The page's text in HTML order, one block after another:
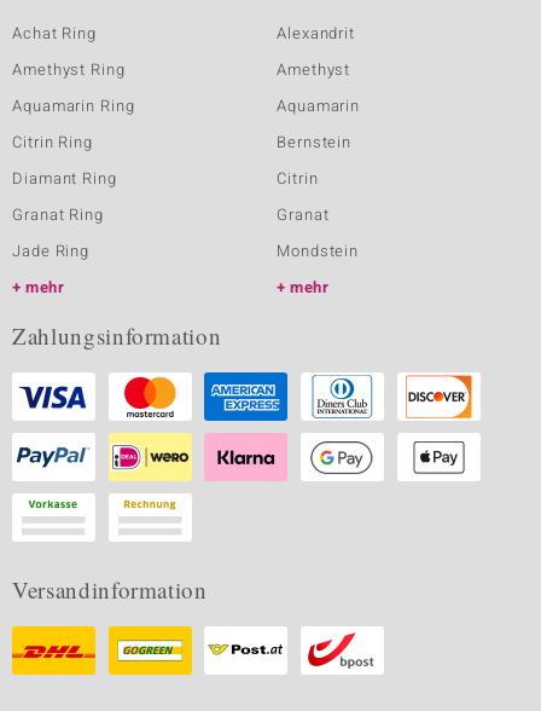
Achat Ring
Amethyst Ring
Aquamarin Ring
Citrin Ring
Diamant Ring
Granat Ring
Jade Ring
mehr
Alexandrit
Amethyst
Aquamarin
Bernstein
Citrin
Granat
Mondstein
mehr
Zahlungsinformation
Versandinformation